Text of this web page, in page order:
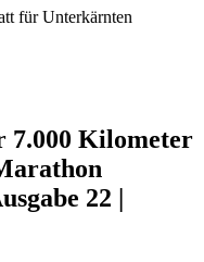
für Unterkärnten
7.000 Kilometer
22 |